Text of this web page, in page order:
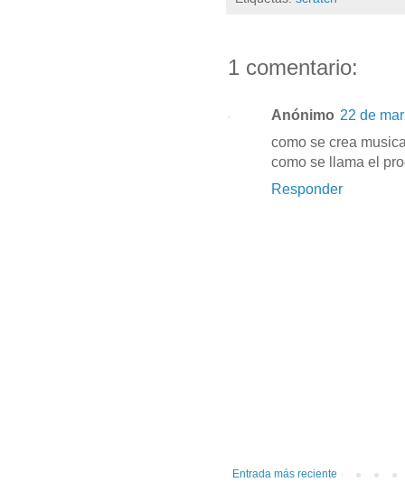
1 comentario:
Anónimo 22 de
como se crea
como se llama el
Responder
Entrada más reciente